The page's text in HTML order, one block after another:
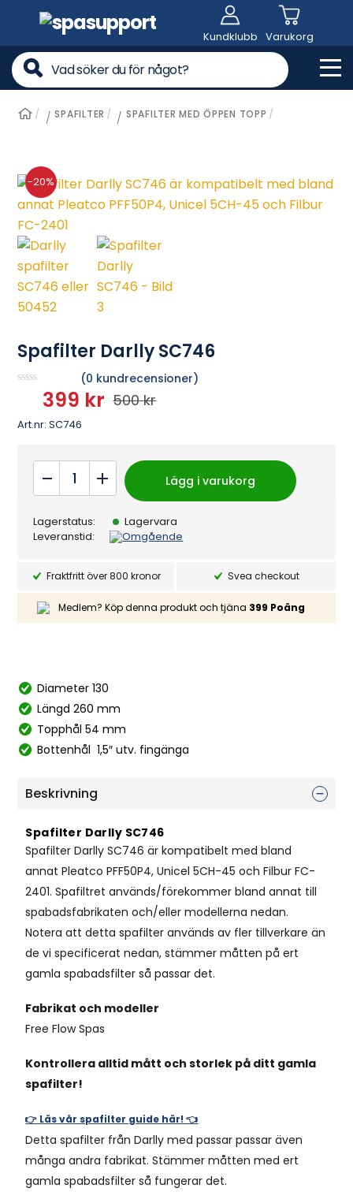
content
Kundklubb Varukorg
/SPAFILTER / SPAFILTER MED ÖPPEN TOPP
-20%
Spafilter Darlly SC746
y
(0 kundrecensioner)
500kr
Det
priset
var:
500 kr.
399 kr
Det
priset
är:
399 kr.
Art.nr:SC746
Spafilter
Darlly
quantity
Lägg i varukorg
Lagerstatus:
Lagervara
Leveranstid:
Omgående
Fraktfritt över 800 kronor Svea checkout
Medlem? Köp denna produkt och tjäna 399 Poäng
Diameter 130
Längd 260 mm
Topphål 54 mm
Bottenhål 1,5″ utv. fingänga
Beskrivning
Spafilter Darlly SC746
Spafilter Darlly SC746 är kompatibelt med bland
annat Pleatco PFF50P4, Unicel 5CH-45 och Filbur FC-
2401. Spafiltret används/förekommer bland annat till
spabadsfabrikaten och/eller modellerna nedan.
Notera att detta spafilter används av fler tillverkare än
de vi specificerat nedan, stämmer måtten på ert
gamla spabadsfilter så passar det.
Fabrikat och modeller
Free Flow Spas
Kontrollera alltid mått och storlek på ditt gamla
spafilter!
👉 Läs vår spafilter guide här! 👈
Detta spafilter från Darlly med passar passar även
många andra fabrikat. Stämmer måtten med ert
gamla spabadsfilter så fungerar det.